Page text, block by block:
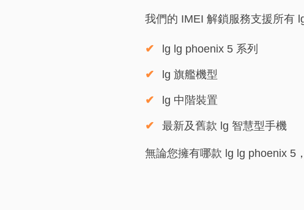
我們的 IMEI 解鎖服務支援所有
lg lg phoenix 5 系列
lg 旗艦機型
lg 中階裝置
最新及舊款 lg 智慧型手機
無論您擁有哪款 lg lg phoenix 5